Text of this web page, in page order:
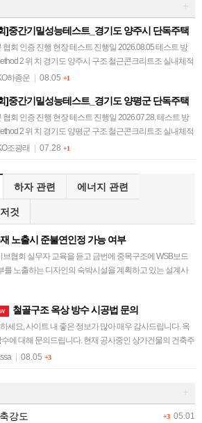
]중간기밀성능테스트_경기도 양주시 단독주택
협회 인증 진행 현장 테스트 진행일 2026.08.05 테스트 방
2 위 치 경기도 양주시 구조 철근콘크리트조 실내체적
m³ 연면적 171 m² 테스트 결과 감압 0.6회/h 이하 @…
하종운 08.05 +1
]중간기밀성능테스트_경기도 양평군 단독주택
협회 인증 진행 현장 테스트 진행일 2026.07.28. 테스트 방
2 위 치 경기도 양평군 구조 철근콘크리트조 실내체적
m³ 연면적 122.12 m² 테스트 결과 감압 0.6 회/h…
조광래 07.28 +1
하자 관련 에너지 관련
것
노출시 준불연인정 가능 여부
협회 실무자 교육을 듣고 금번에 중목구조에 WSB보드
를 노출하는 디자인의 숙박시설을 계획하고 있는 설계사
으로 일정이 지…
철골구조 옥상 방수 시공법 문의
세요, 사이트 내 좋은 정보가 많아 매우 감사드립니다. 옥
에 대해 문의드립니다. 현재 공사중인 상가건물의 건축주
. 철골구조의 건물로, 옥상지붕 위로 디자인 구조물이 있
08.05 +3
+3 05.01
강도